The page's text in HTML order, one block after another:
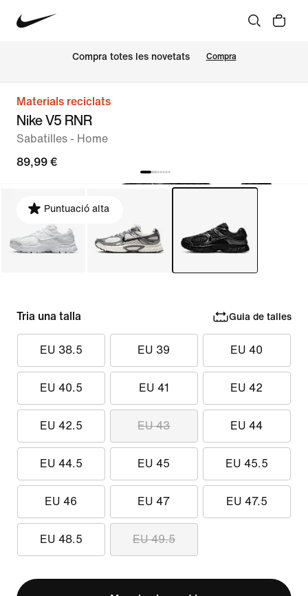
Compra totes les novetats Compra
Materials reciclats
Nike V5 RNR
Sabatilles - Home
89,99 €
Puntuació alta
Tria una talla Guia de talles
EU 38.5 EU 39 EU 40
EU 40.5 EU 41 EU 42
EU 42.5 EU 43 EU 44
EU 44.5 EU 45 EU 45.5
EU 46 EU 47 EU 47.5
EU 48.5 EU 49.5